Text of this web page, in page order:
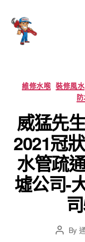
維修水喉 裝修風水
威猛先
2021冠
水管疏
墟公司-
PostBy